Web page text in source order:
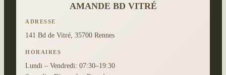
AMANDE BD VITRÉ
ADRESSE
141 Bd de Vitré, 35700 Rennes
HORAIRES
Lundi – Vendredi: 07:30–19:30